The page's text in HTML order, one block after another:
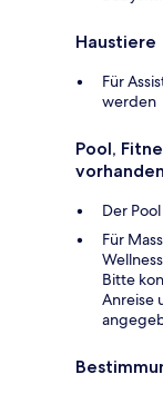
Haustiere
Für
werden
Pool,
Der
Für
Bitte
Anreise